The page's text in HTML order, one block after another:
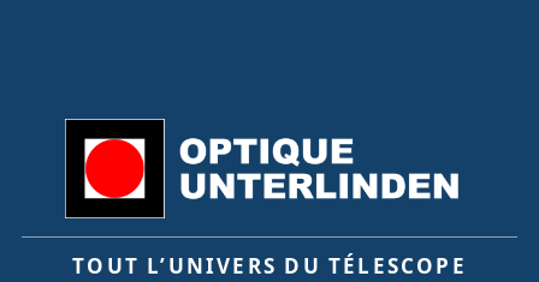
TOUT L’UNIVERS DU TÉLESCOPE